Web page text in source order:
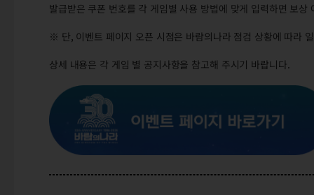
발급받은 쿠폰 번호를 각 게임별 사용 방법에 맞게 입력하면 보상
※ 단, 이벤트 페이지 오픈 시점은 바람의나라 점검 상황에 따라
상세 내용은 각 게임 별 공지사항을 참고해 주시기 바랍니다.